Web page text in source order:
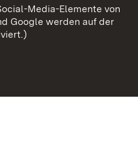
CookiesMedia-Elemente von
Google werden auf der